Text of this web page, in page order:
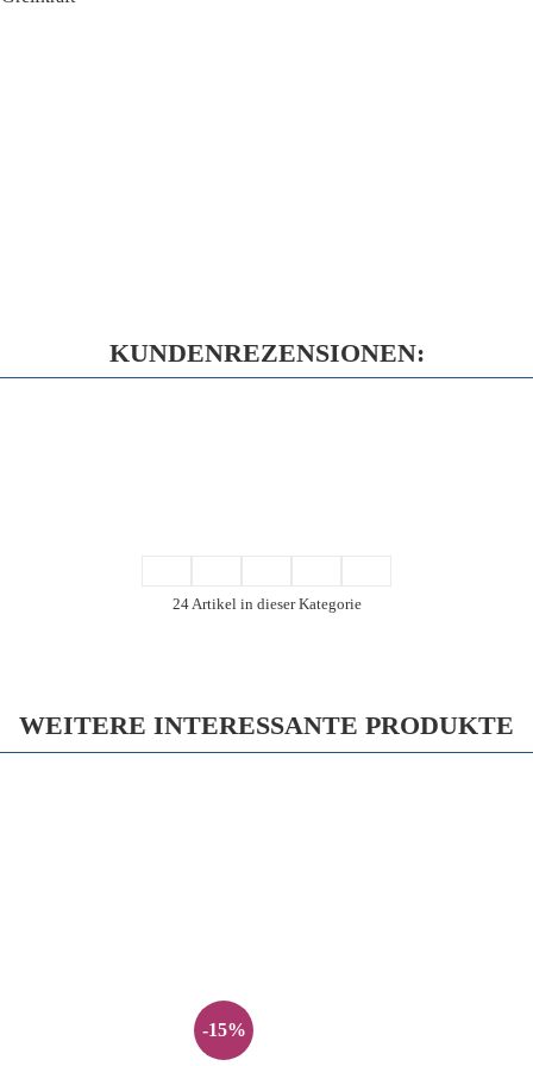
KUNDENREZENSIONEN:
24 Artikel in dieser Kategorie
WEITERE INTERESSANTE PRODUKTE
-15%